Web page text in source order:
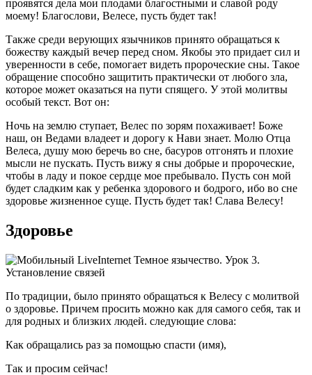
проявятся дела мои плодами благостными и славой роду
моему! Благослови, Велесе, пусть будет так!
Также среди верующих язычников принято обращаться к
божеству каждый вечер перед сном. Якобы это придает сил и
уверенности в себе, помогает видеть пророческие сны. Такое
обращение способно защитить практически от любого зла,
которое может оказаться на пути спящего. У этой молитвы
особый текст. Вот он:
Ночь на землю ступает, Велес по зорям похаживает! Боже
наш, он Ведами владеет и дорогу к Нави знает. Молю Отца
Велеса, душу мою беречь во сне, басуров отгонять и плохие
мысли не пускать. Пусть вижу я сны добрые и пророческие,
чтобы в ладу и покое сердце мое пребывало. Пусть сон мой
будет сладким как у ребенка здорового и бодрого, ибо во сне
здоровье жизненное суще. Пусть будет так! Слава Велесу!
Здоровье
По традиции, было принято обращаться к Велесу с молитвой
о здоровье. Причем просить можно как для самого себя, так и
для родных и близких людей. следующие слова:
Как обращались раз за помощью спасти (имя),
Так и просим сейчас!